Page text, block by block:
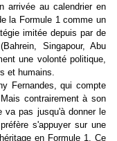
arrivée au calendrier en
la Formule 1 comme un
imitée depuis par de
Singapour, Abu
une volonté politique,
et humains.
Fernandes, qui compte
contrairement à son
va pas jusqu'à donner le
s'appuyer sur une
en Formule 1. Ce